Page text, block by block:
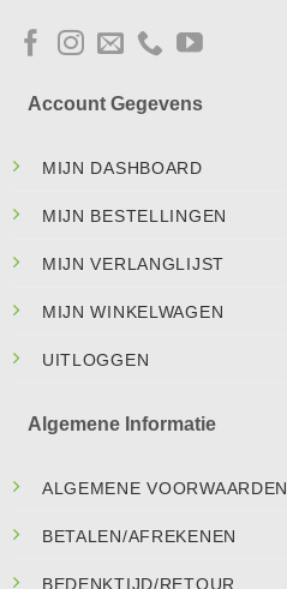
Account Gegevens
MIJN DASHBOARD
MIJN BESTELLINGEN
MIJN VERLANGLIJST
MIJN WINKELWAGEN
UITLOGGEN
Algemene Informatie
ALGEMENE VOORWAARDEN
BETALEN/AFREKENEN
BEDENKTIJD/RETOUR